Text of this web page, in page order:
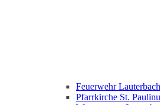
Feuerwehr Lauterbach
Pfarrkirche St.